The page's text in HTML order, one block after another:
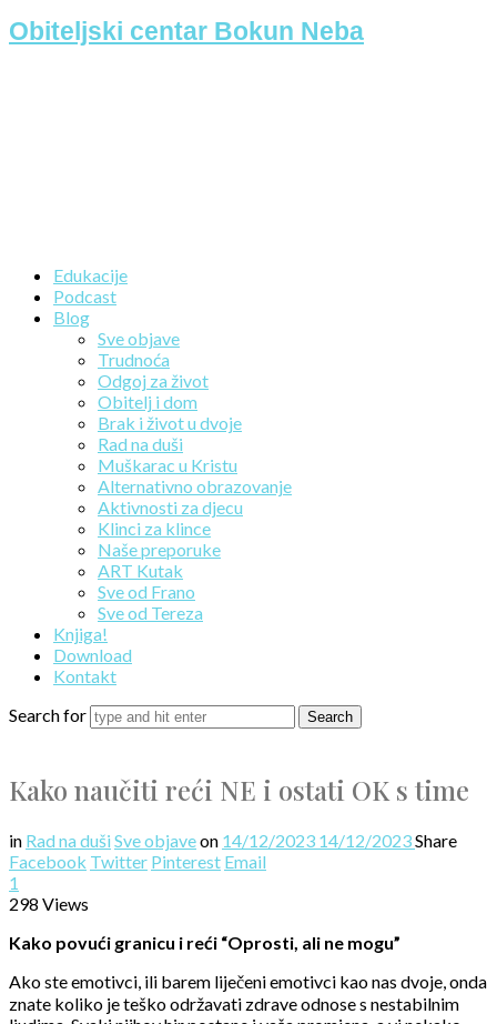
Obiteljski centar Bokun Neba
Edukacije
Podcast
Blog
Sve objave
Trudnoća
Odgoj za život
Obitelj i dom
Brak i život u dvoje
Rad na duši
Muškarac u Kristu
Alternativno obrazovanje
Aktivnosti za djecu
Klinci za klince
Naše preporuke
ART Kutak
Sve od Frano
Sve od Tereza
Knjiga!
Download
Kontakt
Search for
Kako naučiti reći NE i ostati OK s time
in Rad na duši Sve objaveon 14/12/2023 14/12/2023Share
Facebook Twitter Pinterest Email
1
298 Views
Kako povući granicu i reći “Oprosti, ali ne mogu”
Ako ste emotivci, ili barem liječeni emotivci kao nas dvoje, onda
znate koliko je teško održavati zdrave odnose s nestabilnim